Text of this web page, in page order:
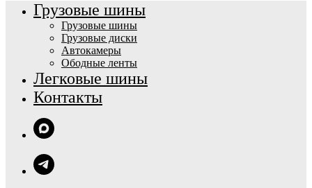
Грузовые шины
Грузовые шины
Грузовые диски
Автокамеры
Ободные ленты
Легковые шины
Контакты